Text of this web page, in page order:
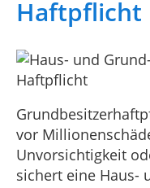
Haftpflicht
vor
Unvorsichtigkeit
sichert eine Haus-